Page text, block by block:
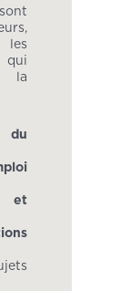
les
la
du
et